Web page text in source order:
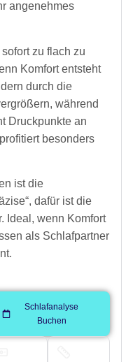
angenehmes
zu flach zu
Komfort entsteht
durch die
während
Druckpunkte an
besonders
ist die
dafür ist die
Ideal, wenn Komfort
als Schlafpartner
Schlafanalyse
Buchen